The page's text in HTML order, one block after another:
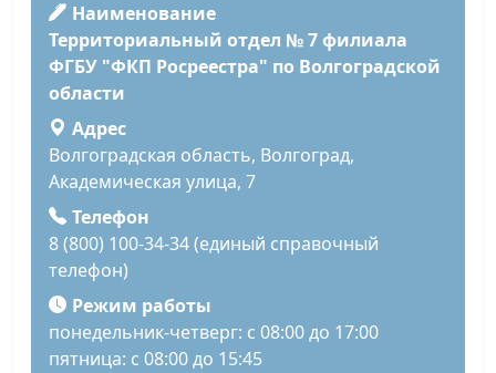
Наименование
Территориальный отдел № 7 филиала
ФГБУ "ФКП Росреестра" по Волгоградской
области
Адрес
Волгоградская область, Волгоград,
Академическая улица, 7
Телефон
8 (800) 100-34-34 (единый справочный
телефон)
Режим работы
понедельник-четверг: с 08:00 до 17:00
пятница: с 08:00 до 15:45